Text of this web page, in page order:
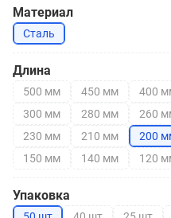
Материал
Сталь
Длина
500 мм 450 мм 400
300 мм
280 мм 260
230 мм
210 мм 200
150 мм
140 мм 120
Упаковка